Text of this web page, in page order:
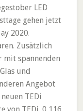
LED
gehen jetzt
2020.
Zusätzlich
mit spannenden
und
Angebot
TEDi